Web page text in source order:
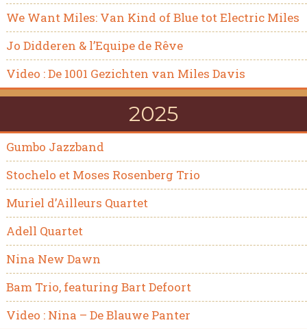
We Want Miles: Van Kind of Blue tot Electric Miles
Jo Didderen & l’Equipe de Rêve
Video : De 1001 Gezichten van Miles Davis
2025
Gumbo Jazzband
Stochelo et Moses Rosenberg Trio
Muriel d’Ailleurs Quartet
Adell Quartet
Nina New Dawn
Bam Trio, featuring Bart Defoort
Video : Nina – De Blauwe Panter